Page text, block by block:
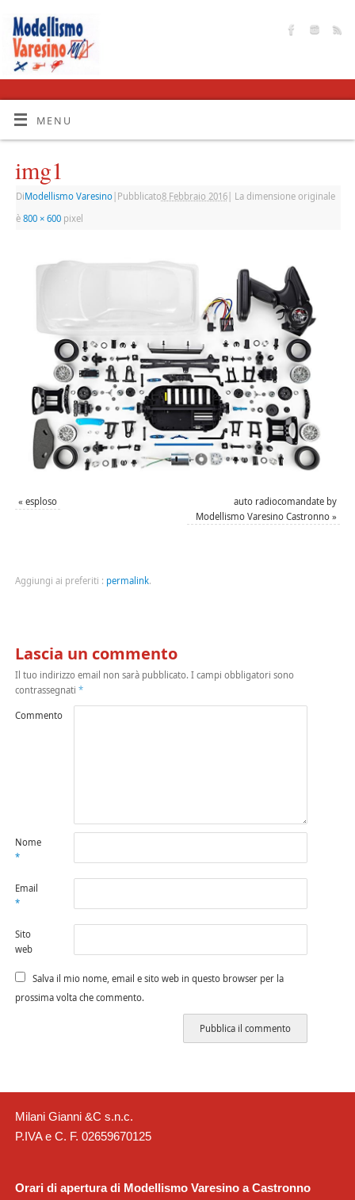
MENU
img1
DiModellismo Varesino| Pubblicato8 Febbraio 2016|
La dimensione originale
è 800 × 600pixel
« esploso
auto radiocomandate by
Modellismo Varesino Castronno »
Aggiungi ai preferiti : permalink.
Lascia un commento
Il tuo indirizzo email non sarà pubblicato. I campi obbligatori sono
contrassegnati *
Commento
Nome
*
Email
*
Sito
web
Salva il mio nome, email e sito web in questo browser per la
prossima volta che commento.
Milani Gianni &C s.n.c.
P.IVA e C. F. 02659670125
Orari di apertura di Modellismo Varesino a Castronno